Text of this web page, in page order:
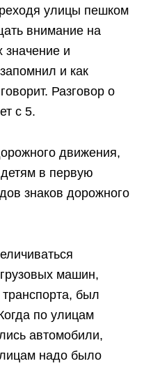
улицы пешком
внимание на
значение и
и как
Разговор о
с 5.
движения,
в первую
знаков дорожного
машин,
был
по улицам
автомобили,
надо было